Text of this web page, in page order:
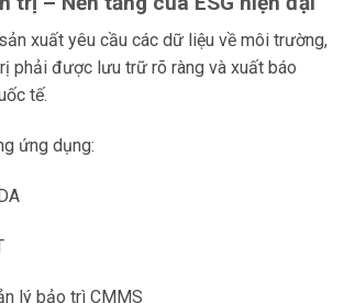
xuất yêu cầu các dữ liệu về môi trường,
phải được lưu trữ rõ ràng và xuất báo
tế.
ứng dụng:
lý bảo trì CMMS